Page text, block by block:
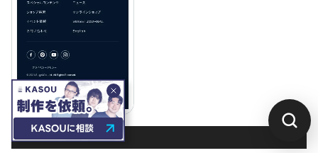
Aboutページ